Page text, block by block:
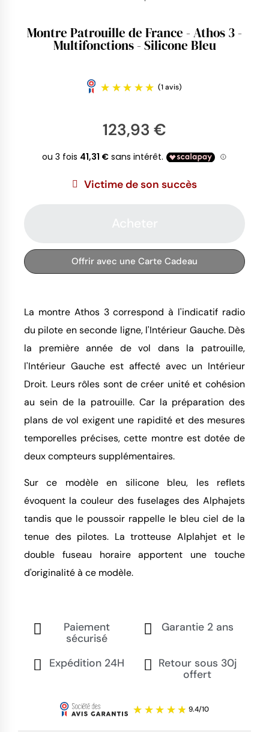
Montre Patrouille de France - Athos 3 -
Multifonctions - Silicone Bleu
(1 avis)
123,93 €
Victime de son succès
Offrir avec une Carte Cadeau
La montre Athos 3 correspond à l'indicatif radio
du pilote en seconde ligne, l'Intérieur Gauche. Dès
la première année de vol dans la patrouille,
l'Intérieur Gauche est affecté avec un Intérieur
Droit. Leurs rôles sont de créer unité et cohésion
au sein de la patrouille. Car la préparation des
plans de vol exigent une rapidité et des mesures
temporelles précises, cette montre est dotée de
deux compteurs supplémentaires.
Sur ce modèle en silicone bleu, les reflets
évoquent la couleur des fuselages des Alphajets
tandis que le poussoir rappelle le bleu ciel de la
tenue des pilotes. La trotteuse Alplahjet et le
double fuseau horaire apportent une touche
d'originalité à ce modèle.
Paiement
sécurisé
Garantie 2 ans
Expédition 24H
Retour sous 30j
offert